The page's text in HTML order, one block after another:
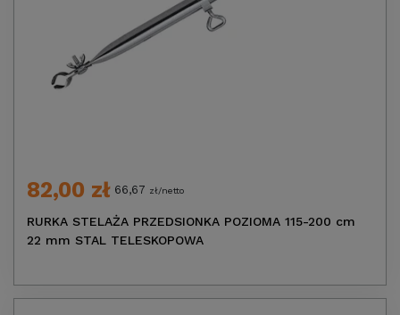
82,00 zł 66,67 zł/netto
RURKA STELAŻA PRZEDSIONKA POZIOMA 115-200 cm
22 mm STAL TELESKOPOWA